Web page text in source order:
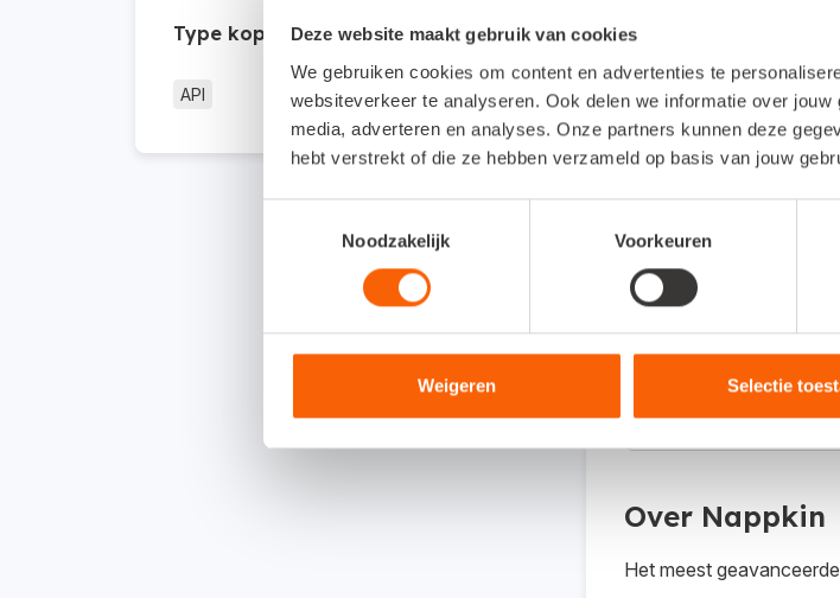
Deze website maakt gebruik van cookies
We gebruiken cookies om content en advertenties te
websiteverkeer te analyseren. Ook delen we informatie over
media, adverteren en analyses. Onze partners kunnen deze
hebt verstrekt of die ze hebben verzameld op basis van jouw
Noodzakelijk
Voorkeuren
Weigeren Selectie
Type koppeling
API Veelgestelde
Dit is een API-
gebruiken als je werkt
Waar kan ik meer
Over Nappkin
Het meest